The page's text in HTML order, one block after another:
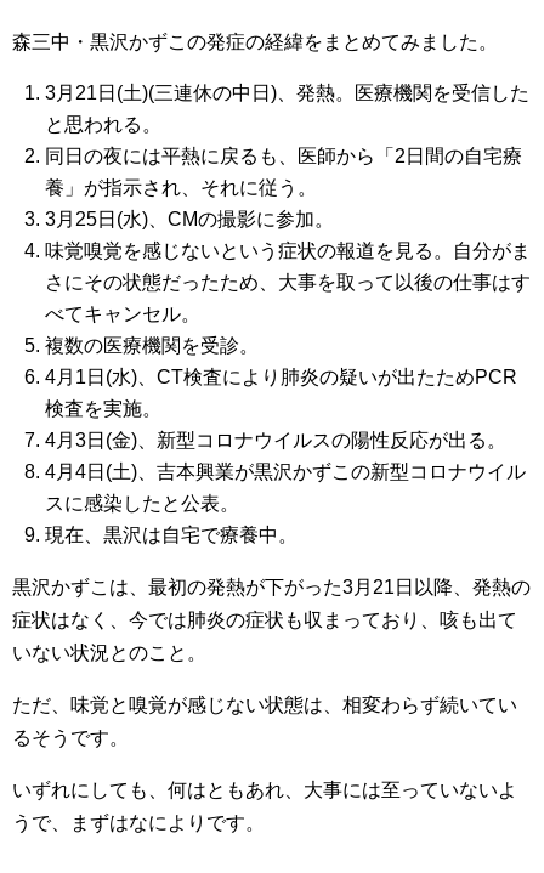
森三中・黒沢かずこの発症の経緯をまとめてみました。
3月21日(土)(三連休の中日)、発熱。医療機関を受信した
と思われる。
同日の夜には平熱に戻るも、医師から「2日間の自宅療
養」が指示され、それに従う。
3月25日(水)、CMの撮影に参加。
味覚嗅覚を感じないという症状の報道を見る。自分がま
さにその状態だったため、大事を取って以後の仕事はす
べてキャンセル。
複数の医療機関を受診。
4月1日(水)、CT検査により肺炎の疑いが出たためPCR
検査を実施。
4月3日(金)、新型コロナウイルスの陽性反応が出る。
4月4日(土)、吉本興業が黒沢かずこの新型コロナウイル
スに感染したと公表。
現在、黒沢は自宅で療養中。
黒沢かずこは、最初の発熱が下がった3月21日以降、発熱の
症状はなく、今では肺炎の症状も収まっており、咳も出て
いない状況とのこと。
ただ、味覚と嗅覚が感じない状態は、相変わらず続いてい
るそうです。
いずれにしても、何はともあれ、大事には至っていないよ
うで、まずはなによりです。